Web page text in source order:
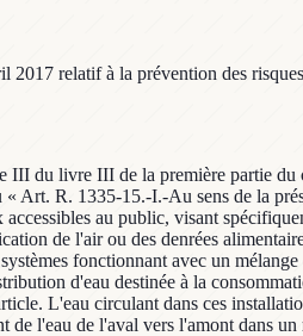
2017 relatif à la prévention des
du livre III de la première partie du
Art. R. 1335-15.-I.-Au sens de la
au public, visant
de l'air ou des denrées
fonctionnant avec un
d'eau destinée à la
L'eau circulant dans ces
de l'eau de l'aval vers l'amont dans